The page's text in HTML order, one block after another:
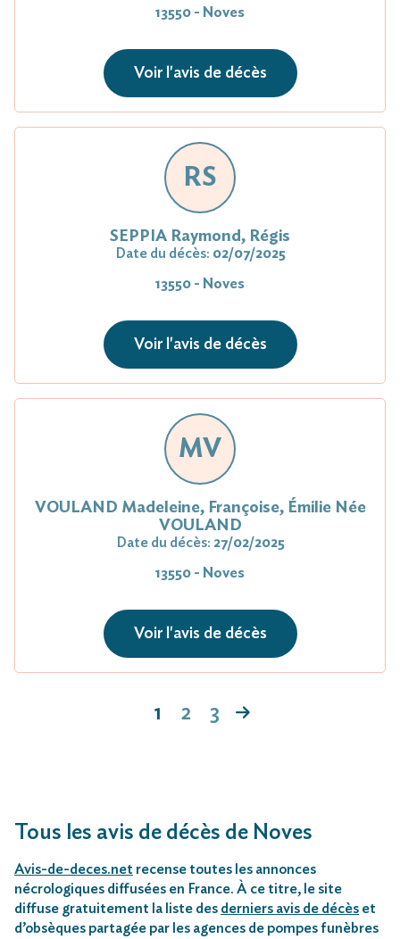
13550 - Noves
Voir l'avis de décès
RS
SEPPIA Raymond, Régis
Date du décès: 02/07/2025
13550 - Noves
Voir l'avis de décès
MV
VOULAND Madeleine, Françoise, Émilie Née
VOULAND
Date du décès: 27/02/2025
13550 - Noves
Voir l'avis de décès
1 2 3
Tous les avis de décès de Noves
Avis-de-deces.net recense toutes les annonces
nécrologiques diffusées en France. À ce titre, le site
diffuse gratuitement la liste des derniers avis de décès et
d’obsèques partagée par les agences de pompes funèbres